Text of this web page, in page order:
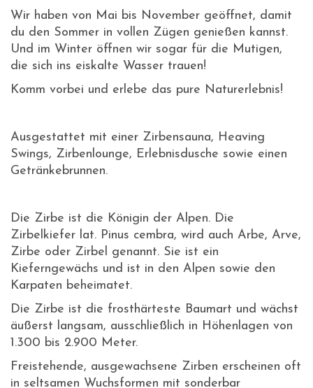
Wir haben von Mai bis November geöffnet, damit
du den Sommer in vollen Zügen genießen kannst.
Und im Winter öffnen wir sogar für die Mutigen,
die sich ins eiskalte Wasser trauen!
Komm vorbei und erlebe das pure Naturerlebnis!
Ausgestattet mit einer Zirbensauna, Heaving
Swings, Zirbenlounge, Erlebnisdusche sowie einen
Getränkebrunnen.
Die Zirbe ist die Königin der Alpen. Die
Zirbelkiefer lat. Pinus cembra, wird auch Arbe, Arve,
Zirbe oder Zirbel genannt. Sie ist ein
Kieferngewächs und ist in den Alpen sowie den
Karpaten beheimatet.
Die Zirbe ist die frosthärteste Baumart und wächst
äußerst langsam, ausschließlich in Höhenlagen von
1.300 bis 2.900 Meter.
Freistehende, ausgewachsene Zirben erscheinen oft
in seltsamen Wuchsformen mit sonderbar